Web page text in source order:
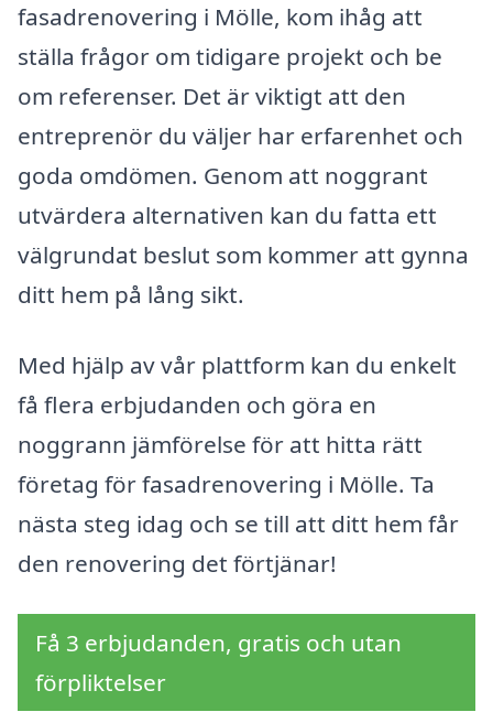
fasadrenovering i Mölle, kom ihåg att
ställa frågor om tidigare projekt och be
om referenser. Det är viktigt att den
entreprenör du väljer har erfarenhet och
goda omdömen. Genom att noggrant
utvärdera alternativen kan du fatta ett
välgrundat beslut som kommer att gynna
ditt hem på lång sikt.
Med hjälp av vår plattform kan du enkelt
få flera erbjudanden och göra en
noggrann jämförelse för att hitta rätt
företag för fasadrenovering i Mölle. Ta
nästa steg idag och se till att ditt hem får
den renovering det förtjänar!
Få 3 erbjudanden, gratis och utan
förpliktelser